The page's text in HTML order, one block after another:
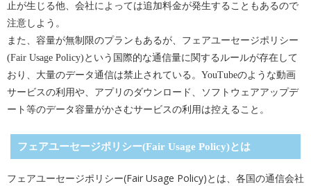
止が生じる他、会社によっては追加料金が発生することもあるので
注意しよう。
また、容量が無制限のプランもあるが、フェアユーセージポリシー
(Fair Usage Policy)という国際的な通信量に関するルールが存在して
おり、大量のデータ通信は禁止されている。YouTubeのような動画
サービスの利用や、アプリのダウンロード、ソフトウェアアップデ
ート等のデータ容量がかさむサービスの利用は控えること。
フェアユーセージポリシー(Fair Usage Policy)とは
フェアユーセージポリシー(Fair Usage Policy)とは、各国の通信会社